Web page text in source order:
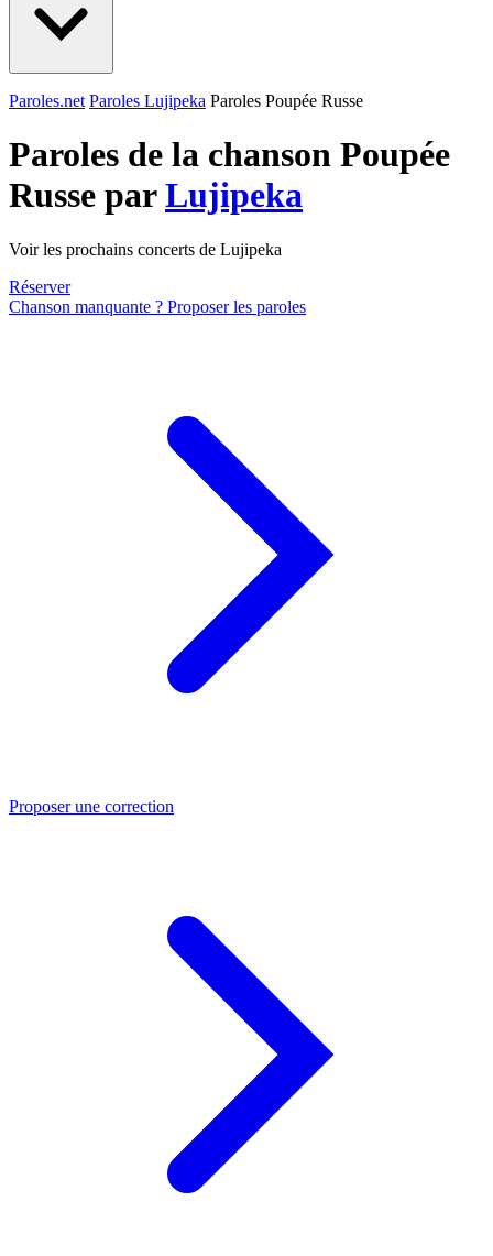
Paroles.net Paroles Lujipeka Paroles Poupée Russe
Paroles de la chanson Poupée
Russe parLujipeka
Voir les prochains concerts de Lujipeka
Réserver
Chanson manquante ? Proposer les paroles
Proposer une correction